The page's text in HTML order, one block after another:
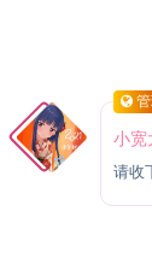
管
小宽
请收